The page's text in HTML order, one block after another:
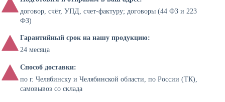
договор, счёт, УПД, счет-фактуру; договоры (44 ФЗ и 223
ФЗ)
Гарантийный срок на нашу продукцию:
24 месяца
Способ доставки:
по г. Челябинску и Челябинской области, по России (ТК),
самовывоз со склада